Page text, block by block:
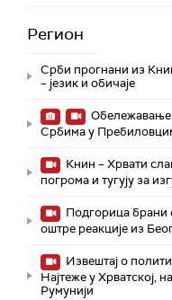
Регион
Срби прогнани из
– језик и обичаје
Обележавање
Србима у
Книн – Хрвати
погрома и тугују за
Подгорица брани
оштре реакције из
Извештај о
Најтеже у Хрватској,
Румунији